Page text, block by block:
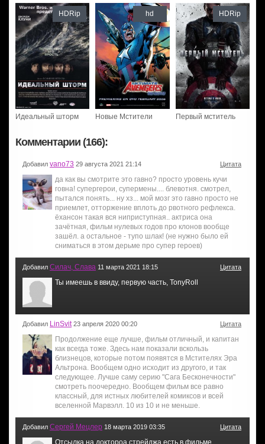
Идеальный шторм
HDRip
Новые Мстители
hd
Первый мститель
HDRip
Комментарии (166):
Добавил vano73 29 августа 2021 21:14 Цитата
да как вы смотрите это гавно? просто уровень кучи
говна! супергерои, супермены.... блевотня. смотрел,
пытался понять... ну хз... мой мозг это гавно просто не
приемлет, отторжение вплоть до рвотного рефлекса.
ёхансон такая вся ниприступная.. актриса она
зачётная, фильм нулевых годов про клонов вообще
зашёл. а остальное - тупо шлак! (не нужно было ей
сниматься в этом дерьме про супер героев)
Добавил Силач, Слава 11 марта 2021 18:15 Цитата
Ты имеешь в ввиду, первую часть, TonyRoll
Добавил LinSvit 23 апреля 2020 00:20 Цитата
Продолжение еще лучше, фильм отличный, и капитан
как всегда тоже. Здесь нам показали вскользь
близнецов, которые потом появятся в Мстителях Эра
Альтрона. Вообщем одно исходит из другого, и так
следующее. Лучше саму серию "Сага Бесконечности"
смотреть поочередно. Вообщем фильм все равно
классный, для истных любителей комиксов и всей
вселенной Марвэлл. 10 из 10 и не меньше.
Добавил Сергей Мецлер 18 марта 2019 03:35 Цитата
Отсылка на доктороа стрейджа есть в фильме